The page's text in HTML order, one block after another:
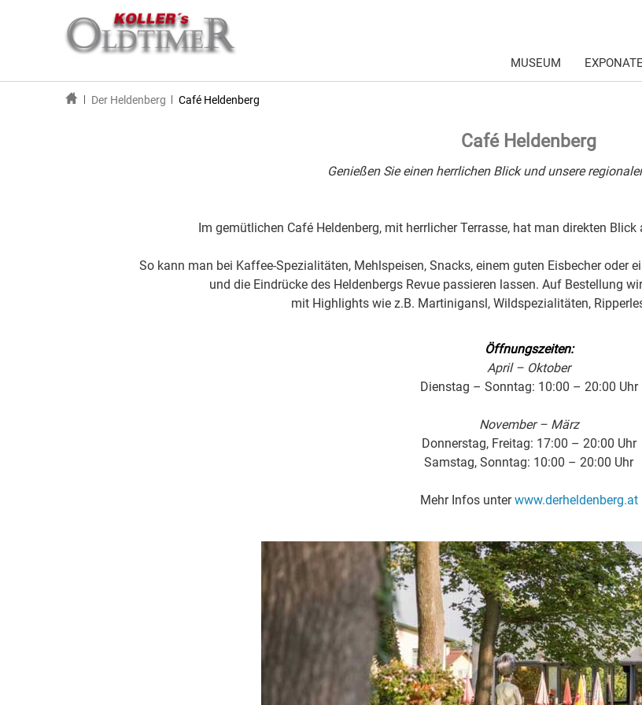
MUSEUM EXPONATE
Der Heldenberg Café Heldenberg
Café Heldenberg
Genießen Sie einen herrlichen Blick und unsere
Im gemütlichen Café Heldenberg, mit herrlicher Terrasse, hat man direkten
So kann man bei Kaffee-Spezialitäten, Mehlspeisen, Snacks, einem guten Eisbecher oder
und die Eindrücke des Heldenbergs Revue passieren lassen. Auf Bestellung
mit Highlights wie z.B. Martinigansl, Wildspezialitäten,
Öffnungszeiten:
April – Oktober
Dienstag – Sonntag: 10:00 – 20:00 Uhr
November – März
Donnerstag, Freitag: 17:00 – 20:00 Uhr
Samstag, Sonntag: 10:00 – 20:00 Uhr
Mehr Infos unterwww.derheldenberg.at